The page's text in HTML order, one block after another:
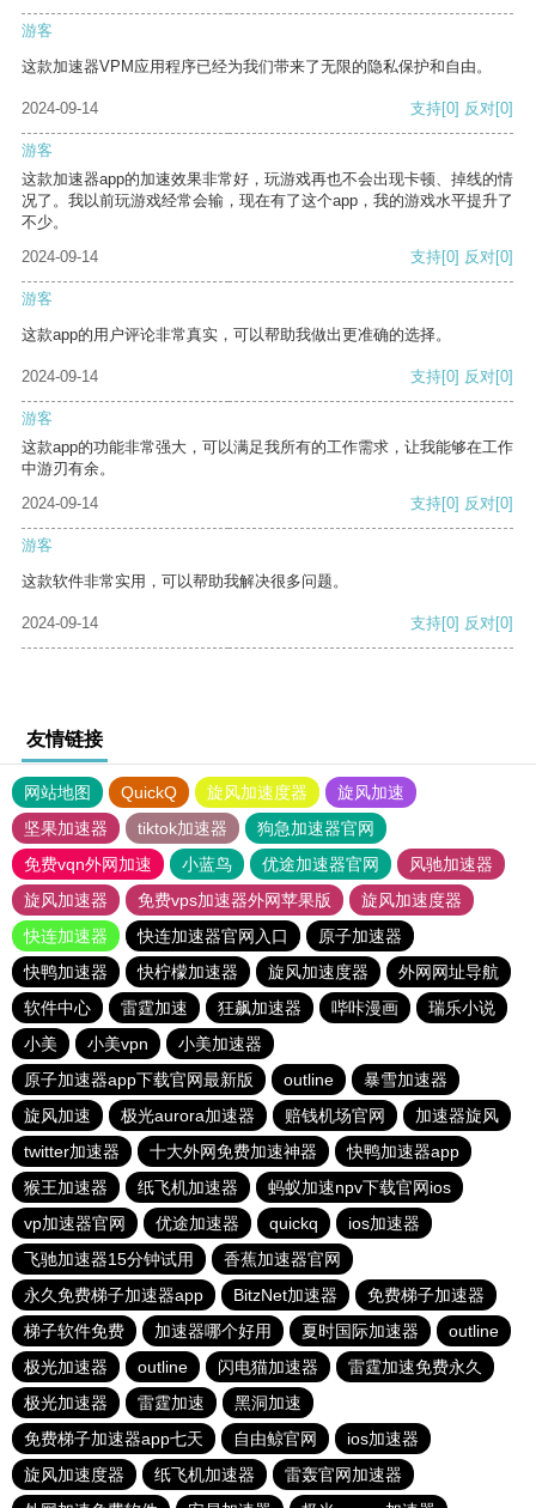
游客
这款加速器VPM应用程序已经为我们带来了无限的隐私保护和自由。
2024-09-14 支持[0] 反对[0]
游客
这款加速器app的加速效果非常好，玩游戏再也不会出现卡顿、掉线的情
况了。我以前玩游戏经常会输，现在有了这个app，我的游戏水平提升了
不少。
2024-09-14
支持[0] 反对[0]
游客
这款app的用户评论非常真实，可以帮助我做出更准确的选择。
2024-09-14 支持[0] 反对[0]
游客
这款app的功能非常强大，可以满足我所有的工作需求，让我能够在工作
中游刃有余。
2024-09-14
支持[0] 反对[0]
游客
这款软件非常实用，可以帮助我解决很多问题。
2024-09-14 支持[0] 反对[0]
友情链接
网站地图 QuickQ 旋风加速度器
旋风加速
坚果加速器
tiktok加速器
狗急加速器官网
免费vqn外网加速
小蓝鸟 优途加速器官网
风驰加速器
旋风加速器
免费vps加速器外网苹果版
旋风加速度器
快连加速器
快连加速器官网入口
原子加速器
快鸭加速器
快柠檬加速器 旋风加速度器
外网网址导航
软件中心
雷霆加速 狂飙加速器 哔咔漫画
瑞乐小说
小美
小美vpn
小美加速器
原子加速器app下载官网最新版
outline
暴雪加速器
旋风加速
极光aurora加速器 赔钱机场官网
加速器旋风
twitter加速器
十大外网免费加速神器
快鸭加速器app
猴王加速器
纸飞机加速器
蚂蚁加速npv下载官网ios
vp加速器官网
优途加速器 quickq
ios加速器
飞驰加速器15分钟试用
香蕉加速器官网
永久免费梯子加速器app
BitzNet加速器
免费梯子加速器
梯子软件免费
加速器哪个好用 夏时国际加速器
outline
极光加速器
outline 闪电猫加速器
雷霆加速免费永久
极光加速器
雷霆加速
黑洞加速
免费梯子加速器app七天
自由鲸官网
ios加速器
旋风加速度器
纸飞机加速器
雷轰官网加速器